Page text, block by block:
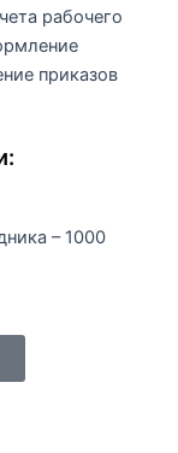
рабочего
приказов
– 1000